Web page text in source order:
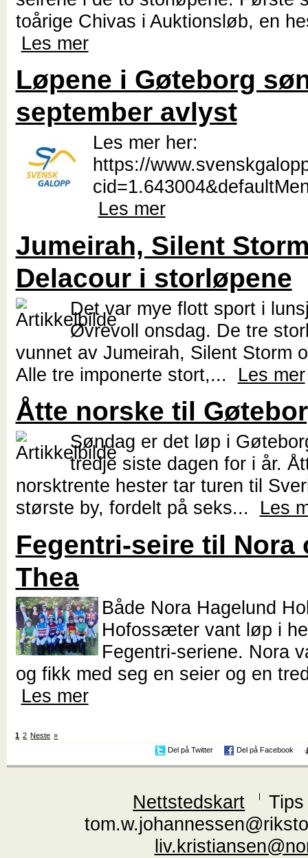
toårige Chivas i Auktionsløb, en
Les mer
Løpene i Gøteborg
september avlyst
Les mer her:
https://
Les mer
Jumeirah, Silent
Delacour i storløpene
Det var mye flott sport i
Øvrevoll onsdag. De tre
vunnet av Jumeirah, Silent Storm
Alle tre imponerte stort,... Les mer
Åtte norske til
Søndag er det løp i
tredje siste dagen for i år.
norsktrente hester tar turen til
største by, fordelt på seks... Les
Fegentri-seire til Nora
Thea
Både Nora Hagelund
Hofossæter vant løp i
Fegentri-seriene. Nora
og fikk med seg en seier og en
Les mer
1 2 Neste »
Del på Twitter
Del på Facebook
Nettstedskart